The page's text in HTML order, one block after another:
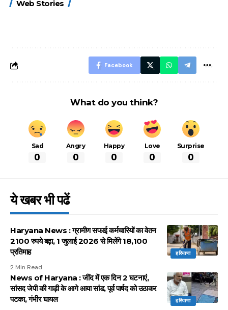
Web Stories
FASTag के ये नए
Facebook
What do you think?
Sad
0
Angry
0
Happy
0
Love
0
Surprise
0
ये खबर भी पढें
हरियाणा
Haryana News : ग्रामीण सफाई कर्मचारियों का वेतन
2100 रुपये बढ़ा, 1 जुलाई 2026 से मिलेंगे 18,100
प्रतिमाह
2 Min Read
हरियाणा
News of Haryana : जींद में एक दिन 2 घटनाएं,
सांसद जेपी की गाड़ी के आगे आया सांड, पूर्व पार्षद को उठाकर
पटका, गंभीर घायल